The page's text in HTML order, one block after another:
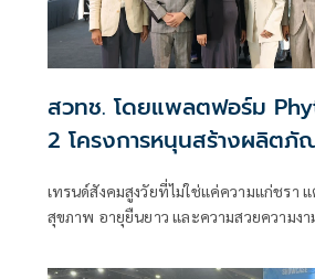
สวทช. โดยแพลตฟอร์ม
2 โครงการหนุนสร้างผลิต
ด้วยสารออกฤทธิ์มูลค่าสูงจา
เทรนด์สังคมสูงวัยที่ไม่ใช่แค่ความแก่ชรา แ
สุขภาพ อายุยืนยาว และความสวยความง
Accelerator Program